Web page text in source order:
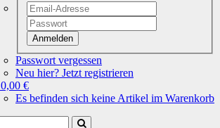
Anmelden
Passwort vergessen
Neu hier? Jetzt registrieren
0,00 €
Es befinden sich keine Artikel im Warenkorb